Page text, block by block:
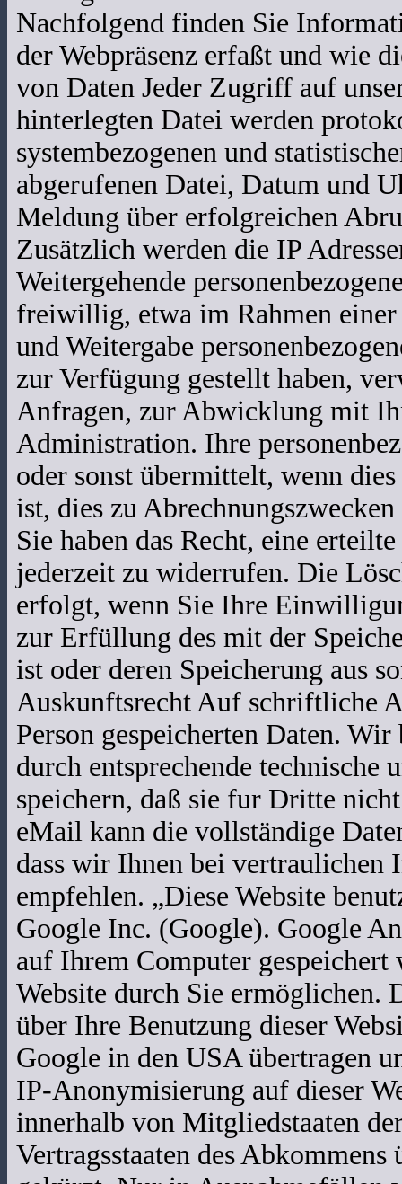
Nachfolgend finden Sie
der Webpräsenz erfaßt und wie
von Daten Jeder Zugriff auf
hinterlegten Datei werden
systembezogenen und
abgerufenen Datei, Datum und
Meldung über erfolgreichen
Zusätzlich werden die IP
Weitergehende
freiwillig, etwa im Rahmen
und Weitergabe
zur Verfügung gestellt haben,
Anfragen, zur Abwicklung mit
Administration. Ihre
oder sonst übermittelt, wenn
ist, dies zu
Sie haben das Recht, eine
jederzeit zu widerrufen. Die
erfolgt, wenn Sie Ihre
zur Erfüllung des mit der
ist oder deren Speicherung aus
Auskunftsrecht Auf schriftliche
Person gespeicherten Daten.
durch entsprechende technische
speichern, daß sie fur Dritte
eMail kann die vollständige
dass wir Ihnen bei vertraulichen
empfehlen. „Diese Website
Google Inc. (Google). Google
auf Ihrem Computer gespeichert
Website durch Sie ermöglichen.
über Ihre Benutzung dieser
Google in den USA übertragen
IP-Anonymisierung auf dieser
innerhalb von Mitgliedstaaten
Vertragsstaaten des